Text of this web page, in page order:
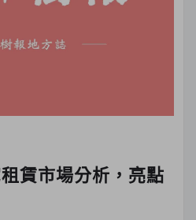
賃市場分析，亮點